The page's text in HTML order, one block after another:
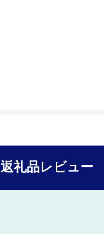
返礼品レビュー